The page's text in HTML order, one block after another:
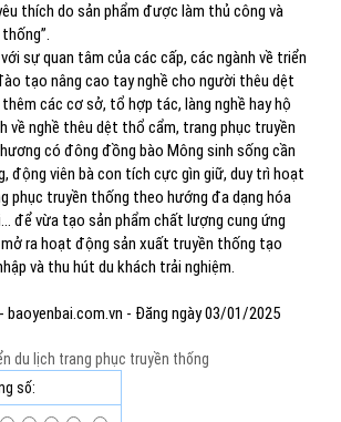
thích do sản phẩm được làm thủ công và
sự quan tâm của các cấp, các ngành về triển
tạo nâng cao tay nghề cho người thêu dệt
các cơ sở, tổ hợp tác, làng nghề hay hộ
về nghề thêu dệt thổ cẩm, trang phục truyền
có đông đồng bào Mông sinh sống cần
động viên bà con tích cực gìn giữ, duy trì hoạt
phục truyền thống theo hướng đa dạng hóa
để vừa tạo sản phẩm chất lượng cung ứng
ra hoạt động sản xuất truyền thống tạo
và thu hút du khách trải nghiệm.
baoyenbai.com.vn - Đăng ngày 03/01/2025
du lịch trang phục truyền thống
số: